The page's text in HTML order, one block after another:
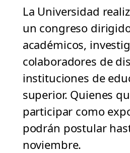
La Universidad
un congreso
académicos,
colaboradores de
instituciones de
superior. Quienes
participar como
podrán postular
noviembre.